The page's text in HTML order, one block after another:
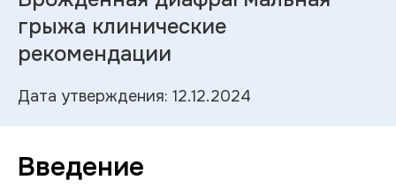
грыжа клинические
рекомендации
Дата утверждения: 12.12.2024
Введение